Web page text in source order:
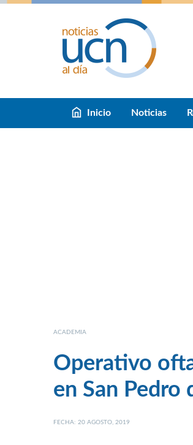
Inicio Noticias
ACADEMIA
Operativo
en San Pedro
FECHA: 20 AGOSTO, 2019